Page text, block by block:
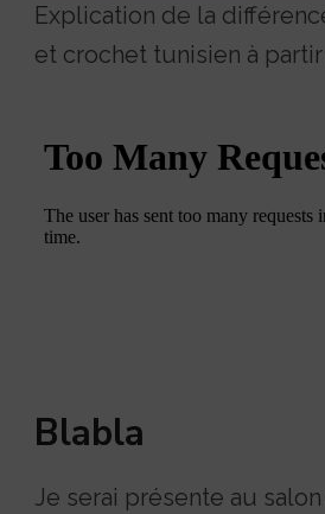
Explication de la
et crochet tunisien à partir
Blabla
Je serai présente au